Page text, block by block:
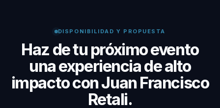
DISPONIBILIDAD Y PROPUESTA
Haz de tu próximo evento
una experiencia de alto
impacto con Juan Francisco
Retali.